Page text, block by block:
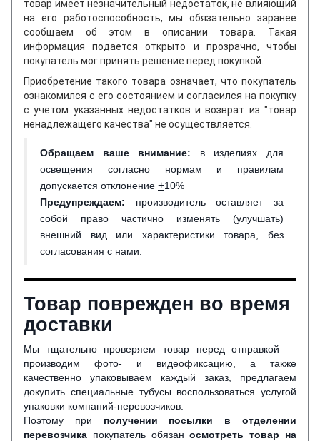
товар имеет незначительный недостаток, не влияющий
на его работоспособность, мы обязательно заранее
сообщаем об этом в описании товара. Такая
информация подается открыто и прозрачно, чтобы
покупатель мог принять решение перед покупкой.
Приобретение такого товара означает, что покупатель
ознакомился с его состоянием и согласился на покупку
с учетом указанных недостатков и возврат из "товар
ненадлежащего качества" не осуществляется.
Обращаем ваше внимание: в изделиях для
освещения согласно нормам и правилам
допускается отклонение +10%
Предупреждаем: производитель оставляет за
собой право частично изменять (улучшать)
внешний вид или характеристики товара, без
согласования с нами.
Товар поврежден во время
доставки
Мы тщательно проверяем товар перед отправкой —
производим фото- и видеофиксацию, а также
качественно упаковываем каждый заказ, предлагаем
докупить специальные тубусы воспользоваться услугой
упаковки компаний-перевозчиков.
Поэтому при получении посылки в отделении
перевозчика покупатель обязаносмотреть товар на